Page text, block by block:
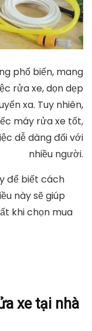
phổ biến, mang
rửa xe, dọn dẹp
xa. Tuy nhiên,
máy rửa xe tốt,
dễ dàng đối với
nhiều người.
để biết cách
này sẽ giúp
khi chọn mua
xe tại nhà